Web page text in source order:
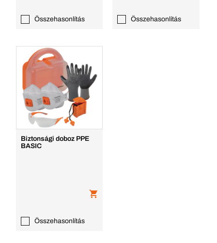
Összehasonlítás Összehasonlítás
Biztonsági doboz PPE
BASIC
Összehasonlítás